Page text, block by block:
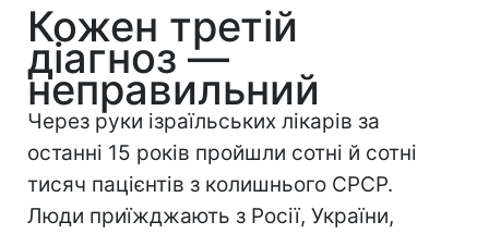
Кожен третій
діагноз —
неправильний
Через руки ізраїльських лікарів за
останні 15 років пройшли сотні й сотні
тисяч пацієнтів з колишнього СРСР.
Люди приїжджають з Росії, України,